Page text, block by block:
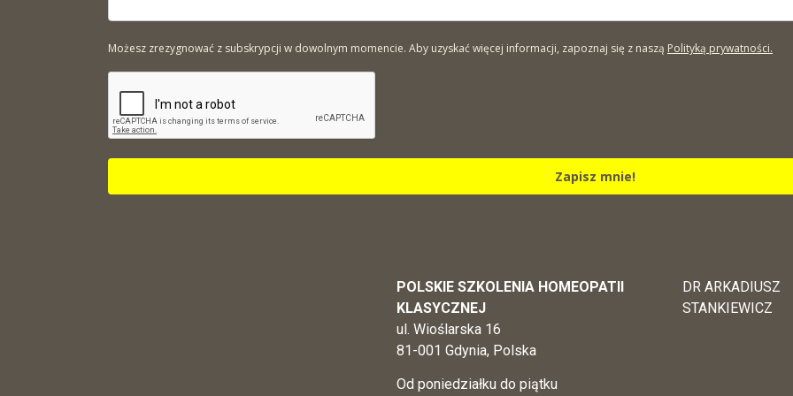
Możesz zrezygnować z subskrypcji w dowolnym momencie. Aby uzyskać więcej informacji, zapoznaj się z naszą Polityką prywatności.
Zapisz mnie!
POLSKIE SZKOLENIA HOMEOPATII
KLASYCZNEJ
ul. Wioślarska 16
81-001 Gdynia, Polska
Od poniedziałku do piątku
DR ARKADIUSZ
STANKIEWICZ